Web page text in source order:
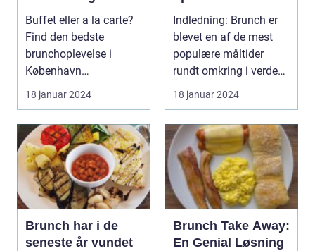
eventyrrejsende og
backpackere
Buffet eller a la carte?
Find den bedste
brunchoplevelse i
København
Introduktion til brunch i
Køb...
18 januar 2024
eventyrrejsende og
backpackere
Indledning: Brunch er
blevet en af de mest
populære måltider
rundt omkring i verden,
og Hillerød er ...
18 januar 2024
Brunch har i de
seneste år vundet
Brunch Take Away:
En Genial Løsning